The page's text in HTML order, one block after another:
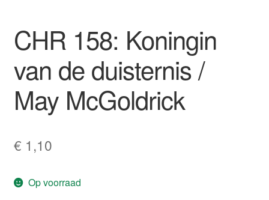
CHR 158: Koningin
van de duisternis /
May McGoldrick
€ 1,10
Op voorraad